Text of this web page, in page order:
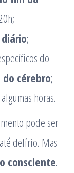
;
do
cérebro;
horas.
pode ser
delírio. Mas
consciente.